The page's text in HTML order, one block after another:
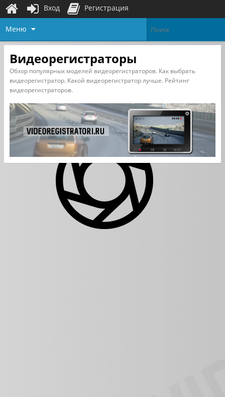
Меню
Видеорегистраторы
Обзор популярных моделей видеорегистраторов. Как выбрать
видеорегистратор. Какой видеорегистратор лучше. Рейтинг
видеорегистраторов.
Вход Регистрация